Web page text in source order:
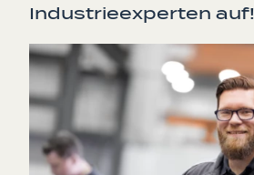
Industrieexperten auf!